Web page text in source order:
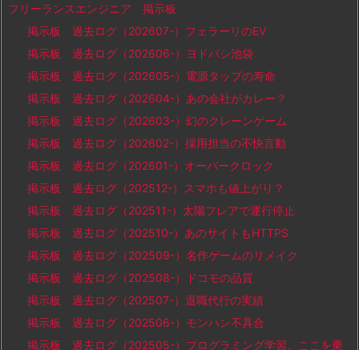
フリーランスエンジニア 掲示板
掲示板 過去ログ（202607-）フェラーリのEV
掲示板 過去ログ（202606-）ヨドバシ池袋
掲示板 過去ログ（202605-）電源タップの寿命
掲示板 過去ログ（202604-）あの会社がカレー？
掲示板 過去ログ（202603-）幻のクレーンゲーム
掲示板 過去ログ（202602-）採用担当の不快言動
掲示板 過去ログ（202601-）オーバークロック
掲示板 過去ログ（202512-）スマホも値上がり？
掲示板 過去ログ（202511-）太陽フレアで運行停止
掲示板 過去ログ（202510-）あのサイトもHTTPS
掲示板 過去ログ（202509-）名作ゲームのリメイク
掲示板 過去ログ（202508-）ドコモの品質
掲示板 過去ログ（202507-）退職代行の実績
掲示板 過去ログ（202506-）モンハン不具合
掲示板 過去ログ（202505-）プログラミング学習、ここを乗